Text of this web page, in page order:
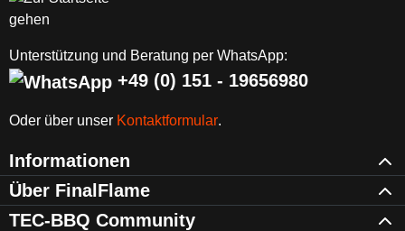
Unterstützung und Beratung per WhatsApp:
+49 (0) 151 - 19656980
Oder über unser Kontaktformular.
Informationen
Über FinalFlame
TEC-BBQ Community